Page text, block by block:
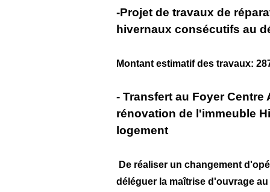
-Projet de travaux de
hivernaux consécutifs au
Montant estimatif des travaux:
- Transfert au Foyer
rénovation de l'immeuble
logement
De réaliser un changement
déléguer la maîtrise d'ouvrage